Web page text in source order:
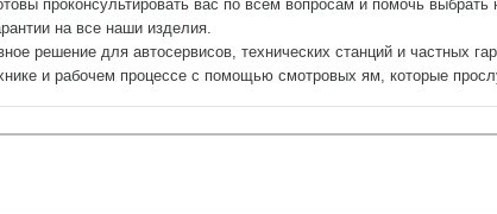
проконсультировать вас по всем вопросам и помочь
на все наши изделия.
решение для автосервисов, технических станций и частных
и рабочем процессе с помощью смотровых ям, которые